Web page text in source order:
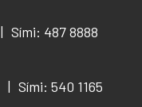
Sími: 487 8888
Sími: 540 1165